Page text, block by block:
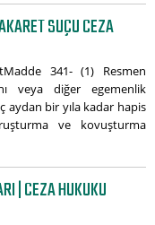
SUÇU CEZA
341- (1) Resmen
veya diğer egemenlik
aydan bir yıla kadar hapis
ve kovuşturma
| CEZA HUKUKU